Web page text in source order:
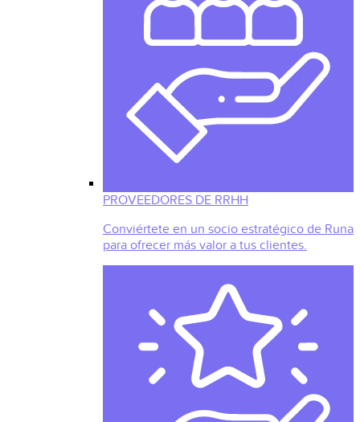
PROVEEDORES DE RRHH
Conviértete en un socio estratégico de Runa
para ofrecer más valor a tus clientes.